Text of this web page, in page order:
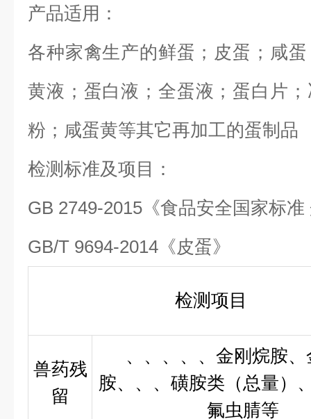
产品适用：
各种家禽生产的鲜蛋；皮蛋；咸
黄液；蛋白液；全蛋液；蛋白片
粉；咸蛋黄等其它再加工的蛋制品
检测标准及项目：
GB 2749-2015《食品安全国家标
GB/T 9694-2014《皮蛋》
检测项目
兽药残
留
、、、、、金刚烷胺
胺、、、磺胺类（总量）
氟虫腈等